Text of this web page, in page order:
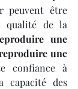
peuvent être
qualité de la
une
une
confiance à
capacité des